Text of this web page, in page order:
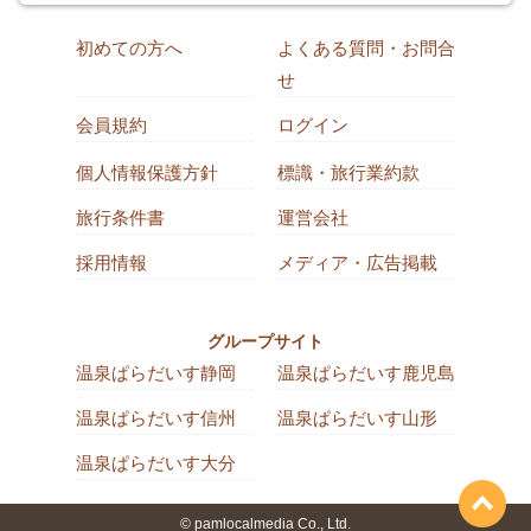
初めての方へ
よくある質問・お問合
せ
会員規約 ログイン
個人情報保護方針 標識・旅行業約款
旅行条件書 運営会社
採用情報 メディア・広告掲載
グループサイト
温泉ぱらだいす静岡 温泉ぱらだいす鹿児島
温泉ぱらだいす信州 温泉ぱらだいす山形
温泉ぱらだいす大分
© pamlocalmedia Co., Ltd.